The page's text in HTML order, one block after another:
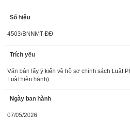
Số hiệu
4503/BNNMT-ĐĐ
Trích yếu
Văn bản lấy ý kiến về hồ sơ chính sách Luật
Luật hiện hành)
Ngày ban hành
07/05/2026